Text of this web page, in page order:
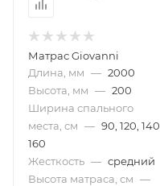
Матрас Giovanni
Длина, мм — 2000
Высота, мм — 200
Ширина спального
места, см — 90, 120, 140,
160
Жесткость — средний
Высота матраса, см —